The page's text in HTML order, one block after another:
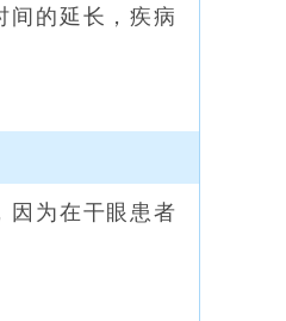
的延长，疾病
为在干眼患者